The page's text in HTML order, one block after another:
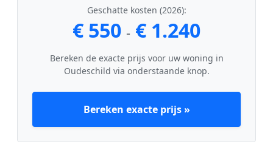
Geschatte kosten (2026):
€ 550 - € 1.240
Bereken de exacte prijs voor uw woning in
Oudeschild via onderstaande knop.
Bereken exacte prijs »